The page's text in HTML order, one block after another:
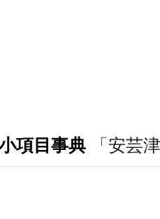
項目事典 「安芸